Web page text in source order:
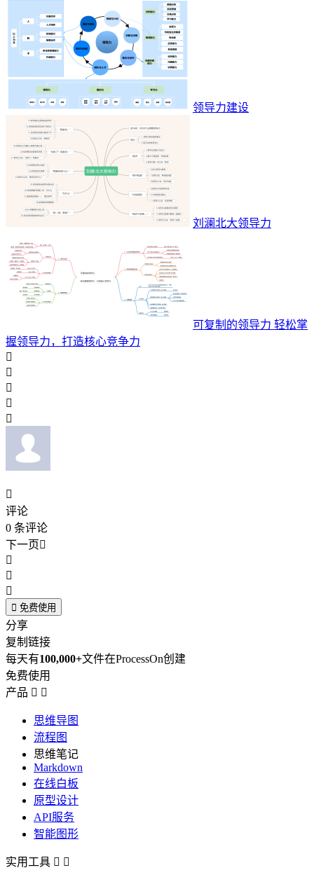
领导力建设
刘澜北大领导力
可复制的领导力 轻松掌
握领导力，打造核心竞争力






评论
0 条评论
下一页



 免费使用
分享
复制链接
每天有100,000+文件在ProcessOn创建
免费使用
产品  
思维导图
流程图
思维笔记
Markdown
在线白板
原型设计
API服务
智能图形
实用工具  